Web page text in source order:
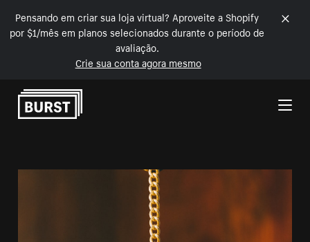
Pensando em criar sua loja virtual? Aproveite a Shopify
por $1/mês em planos selecionados durante o período de
avaliação.
Crie sua conta agora mesmo
Pular para o conteúdo